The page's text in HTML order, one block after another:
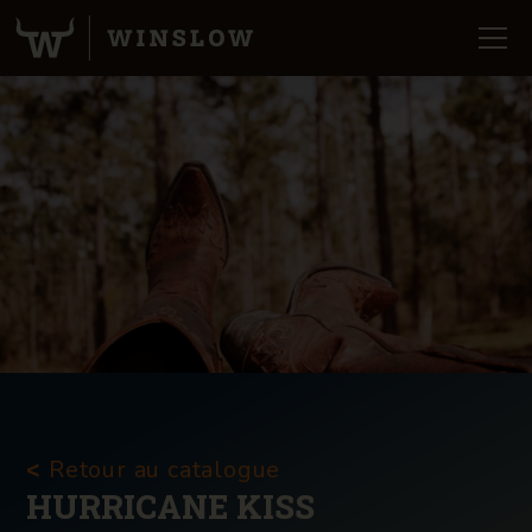
< Retour au catalogue
HURRICANE KISS